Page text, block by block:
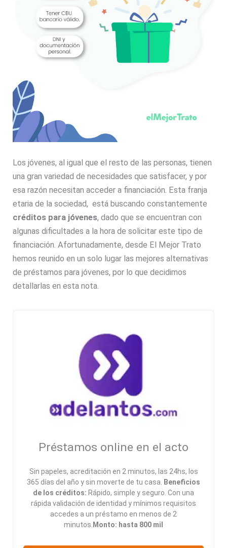
Los jóvenes, al igual que el resto de las personas, tienen
una gran variedad de necesidades que satisfacer, y por
esa razón necesitan acceder a financiación. Esta franja
etaria de la sociedad, está buscando constantemente
créditos para jóvenes, dado que se encuentran con
algunas dificultades a la hora de solicitar este tipo de
financiación. Afortunadamente, desde El Mejor Trato
hemos reunido en un solo lugar las mejores alternativas
de préstamos para jóvenes, por lo que decidimos
detallarlas en esta nota.
Préstamos online en el acto
Sin papeles, acreditación en 2 minutos, las 24hs, los
365 días del año y sin moverte de tu casa. Beneficios
de los créditos: Rápido, simple y seguro. Con una
rápida validación de identidad y mínimos requisitos
accedes a un préstamo en menos de 2
minutos. Monto: hasta 800 mil